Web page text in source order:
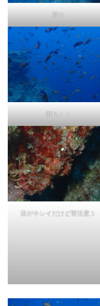
群れ
群れ！！
目がキレイだけど要注意１